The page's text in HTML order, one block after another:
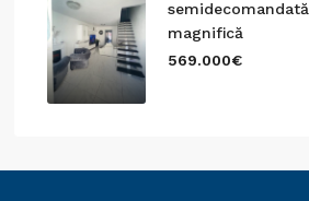
semidecomandată
magnifică
569.000€